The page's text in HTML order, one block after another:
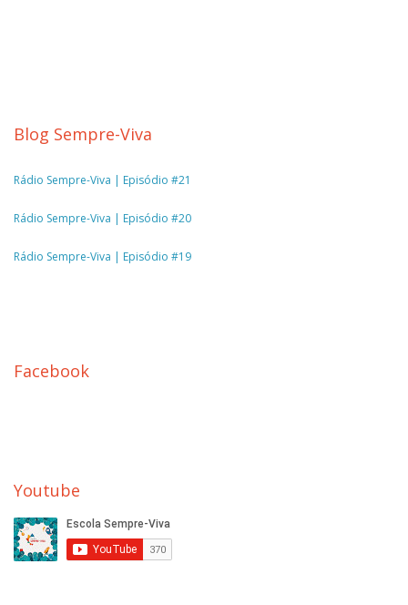
Blog Sempre-Viva
Rádio Sempre-Viva | Episódio #21
Rádio Sempre-Viva | Episódio #20
Rádio Sempre-Viva | Episódio #19
Facebook
Youtube